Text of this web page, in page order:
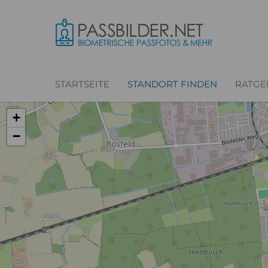
STARTSEITE STANDORT FINDEN
+
−